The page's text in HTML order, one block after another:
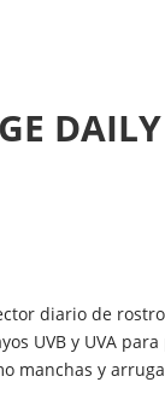
diario de
UVB y UVA
manchas y